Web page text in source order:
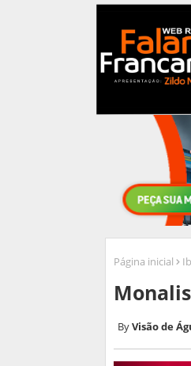
Página inicial
Visão de